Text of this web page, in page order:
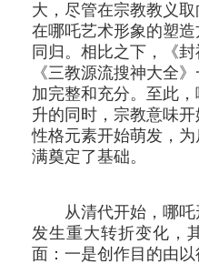
大，尽管在宗教教义
在哪吒艺术形象的塑
同归。相比之下，《
《三教源流搜神大全
加完整和充分。至此
升的同时，宗教意味
性格元素开始萌发，
满奠定了基础。
从清代开始，哪
发生重大转折变化，
面：一是创作目的由